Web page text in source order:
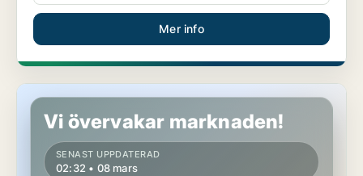
Mer info
Butikslokal i Karlstad
Vi övervakar marknaden!
SENAST UPPDATERAD
02:32 • 08 mars